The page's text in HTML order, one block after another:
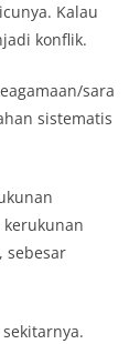
Kalau
konflik.
sara
sistematis
sebesar